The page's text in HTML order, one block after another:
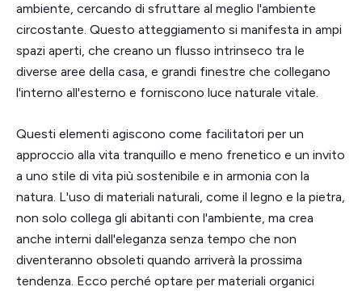
ambiente, cercando di sfruttare al meglio l'ambiente
circostante. Questo atteggiamento si manifesta in ampi
spazi aperti, che creano un flusso intrinseco tra le
diverse aree della casa, e grandi finestre che collegano
l'interno all'esterno e forniscono luce naturale vitale.
Questi elementi agiscono come facilitatori per un
approccio alla vita tranquillo e meno frenetico e un invito
a uno stile di vita più sostenibile e in armonia con la
natura. L'uso di materiali naturali, come il legno e la pietra,
non solo collega gli abitanti con l'ambiente, ma crea
anche interni dall'eleganza senza tempo che non
diventeranno obsoleti quando arriverà la prossima
tendenza. Ecco perché optare per materiali organici